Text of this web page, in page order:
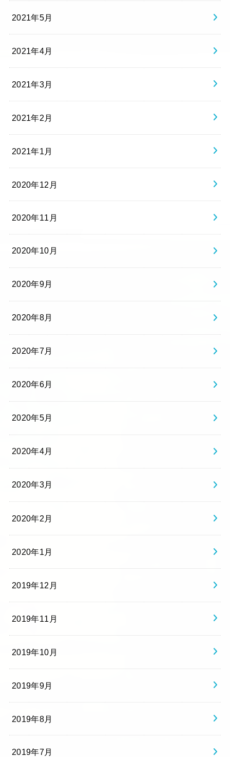
2021年5月
2021年4月
2021年3月
2021年2月
2021年1月
2020年12月
2020年11月
2020年10月
2020年9月
2020年8月
2020年7月
2020年6月
2020年5月
2020年4月
2020年3月
2020年2月
2020年1月
2019年12月
2019年11月
2019年10月
2019年9月
2019年8月
2019年7月